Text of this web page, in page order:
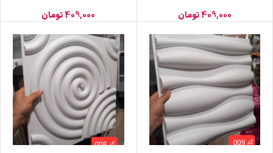
409,000تومان 409,000تومان